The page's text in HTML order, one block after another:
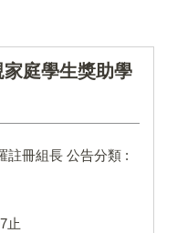
庭學生獎助學
註冊組長 公告分類 :
止